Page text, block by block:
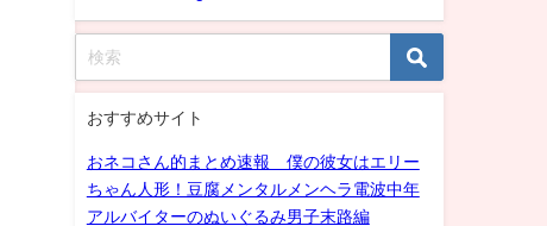
おすすめサイト
おネコさん的まとめ速報 僕の彼女はエリー
ちゃん人形！豆腐メンタルメンヘラ電波中年
アルバイターのぬいぐるみ男子末路編